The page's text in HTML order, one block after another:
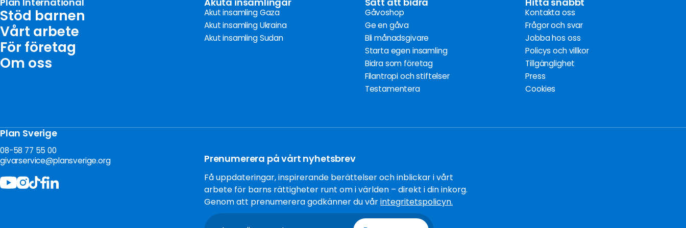
Stöd barnen
Vårt arbete
För företag
Om oss
Akut insamling Gaza
Akut insamling Ukraina
Akut insamling Sudan
Gåvoshop
Ge en gåva
Bli månadsgivare
Starta egen insamling
Bidra som företag
Filantropi och stiftelser
Testamentera
Kontakta oss
Frågor och svar
Jobba hos oss
Policys och villkor
Tillgänglighet
Press
Cookies
Plan Sverige
08-58 77 55 00
givarservice@plansverige.org
Prenumerera på vårt nyhetsbrev
Få uppdateringar, inspirerande berättelser och inblickar i vårt
arbete för barns rättigheter runt om i världen – direkt i din inkorg.
Genom att prenumerera godkänner du vårintegritetspolicyn.